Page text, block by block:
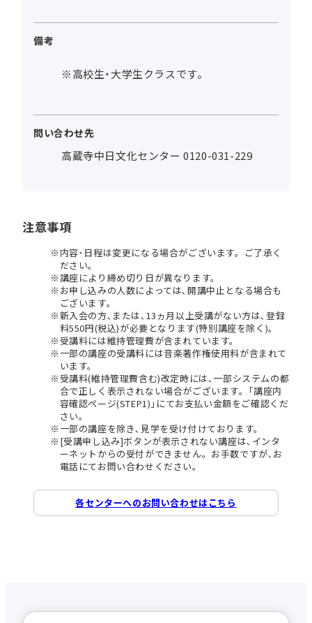
備考
※高校生・大学生クラスです。
問い合わせ先
高蔵寺中日文化センター 0120-031-229
注意事項
内容･日程は変更になる場合がございます。ご了承く
ださい。
講座により締め切り日が異なります。
お申し込みの人数によっては､開講中止となる場合も
ございます。
新入会の方､または､13ヵ月以上受講がない方は､登録
料550円(税込)が必要となります(特別講座を除く)。
受講料には維持管理費が含まれています。
一部の講座の受講料には音楽著作権使用料が含まれて
います。
受講料(維持管理費含む)改定時には､一部システムの都
合で正しく表示されない場合がございます。｢講座内
容確認ページ(STEP1)｣にてお支払い金額をご確認くだ
さい。
一部の講座を除き､見学を受け付けております。
[受講申し込み]ボタンが表示されない講座は､インタ
ーネットからの受付ができません。お手数ですが､お
電話にてお問い合わせください。
各センターへのお問い合わせはこちら